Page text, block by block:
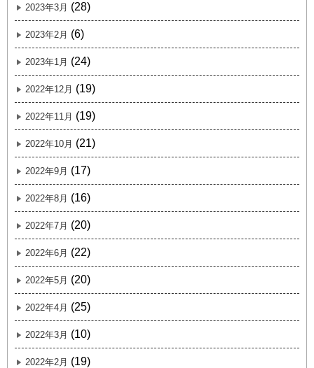
2023年3月 (28)
2023年2月 (6)
2023年1月 (24)
2022年12月 (19)
2022年11月 (19)
2022年10月 (21)
2022年9月 (17)
2022年8月 (16)
2022年7月 (20)
2022年6月 (22)
2022年5月 (20)
2022年4月 (25)
2022年3月 (10)
2022年2月 (19)